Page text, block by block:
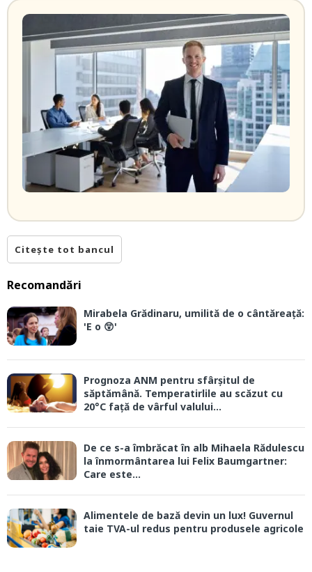
Citește tot bancul
Recomandări
Mirabela Grădinaru, umilită de o cântăreață:
'E o 😲'
Prognoza ANM pentru sfârșitul de
săptămână. Temperatirlile au scăzut cu
20°C față de vârful valului...
De ce s-a îmbrăcat în alb Mihaela Rădulescu
la înmormântarea lui Felix Baumgartner:
Care este...
Alimentele de bază devin un lux! Guvernul
taie TVA-ul redus pentru produsele agricole